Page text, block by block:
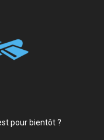
pour bientôt ?